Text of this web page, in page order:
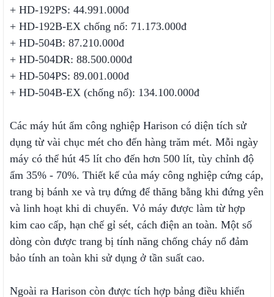
+ HD-192PS: 44.991.000đ
+ HD-192B-EX chống nổ: 71.173.000đ
+ HD-504B: 87.210.000đ
+ HD-504DR: 88.500.000đ
+ HD-504PS: 89.001.000đ
+ HD-504B-EX (chống nổ): 134.100.000đ
Các máy hút ẩm công nghiệp Harison có diện tích sử
dụng từ vài chục mét cho đến hàng trăm mét. Mỗi ngày
máy có thể hút 45 lít cho đến hơn 500 lít, tùy chỉnh độ
ẩm 35% - 70%. Thiết kế của máy công nghiệp cứng cáp,
trang bị bánh xe và trụ đứng để thăng bằng khi đứng yên
và linh hoạt khi di chuyển. Vỏ máy được làm từ hợp
kim cao cấp, hạn chế gỉ sét, cách điện an toàn. Một số
dòng còn được trang bị tính năng chống cháy nổ đảm
bảo tính an toàn khi sử dụng ở tần suất cao.
Ngoài ra Harison còn được tích hợp bảng điều khiển